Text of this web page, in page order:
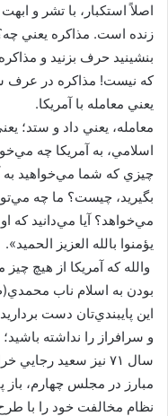
اصلاً استكبار، با تشر و
زنده است. مذاكره يعني
بنشينيد حرف بزنيد و
كه نيست! مذاكره در عرف
يعني معامله با آمريكا.
معامله، يعني داد و ستد؛
اسلامي، به آمريكا چه
چيزي كه شما مي‌خواهيد به
بگيريد، چيست؟ ما چه
مي‌خواهد؟ آيا مي‌دانيد كه
يؤمنوا بالله العزيز الحميد».
والله كه آمريكا از هيچ
بودن به اسلام ناب
اين پايبندي‌تان دست
و سرافراز را نداشته
سال ۷۱ نيز سعيد
مبارز در مجلس چهارم، باز
نظام مخالفت خود را با